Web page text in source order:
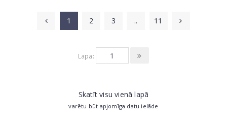
1 2 3 .. 11
Lapa:
Skatīt visu vienā lapā
varētu būt apjomīga datu ielāde